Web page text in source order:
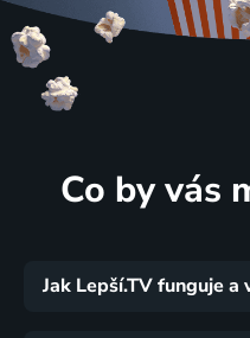
Co by vás
Jak Lepší.TV funguje a